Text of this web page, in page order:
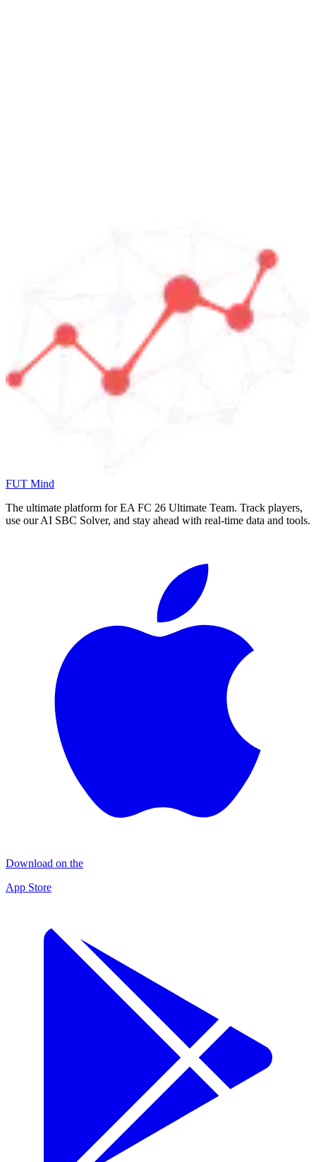
FUT Mind
The ultimate platform for EA FC 26 Ultimate Team. Track players,
use our AI SBC Solver, and stay ahead with real-time data and tools.
Download on the
App Store